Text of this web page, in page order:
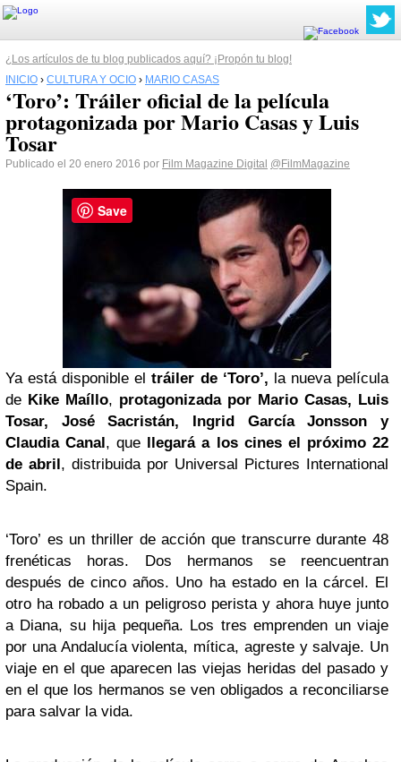
¿Los artículos de tu blog publicados aquí? ¡Propón tu blog!
INICIO › CULTURA Y OCIO › MARIO CASAS
‘Toro’: Tráiler oficial de la película
protagonizada por Mario Casas y Luis
Tosar
Publicado el 20 enero 2016 por Film Magazine Digital @FilmMagazine
Ya está disponible el tráiler de ‘Toro’, la nueva película
de Kike Maíllo, protagonizada por Mario Casas, Luis
Tosar, José Sacristán, Ingrid García Jonsson y
Claudia Canal, que llegará a los cines el próximo 22
de abril, distribuida por Universal Pictures International
Spain.
‘Toro’ es un thriller de acción que transcurre durante 48
frenéticas horas. Dos hermanos se reencuentran
después de cinco años. Uno ha estado en la cárcel. El
otro ha robado a un peligroso perista y ahora huye junto
a Diana, su hija pequeña. Los tres emprenden un viaje
por una Andalucía violenta, mítica, agreste y salvaje. Un
viaje en el que aparecen las viejas heridas del pasado y
en el que los hermanos se ven obligados a reconciliarse
para salvar la vida.
Save